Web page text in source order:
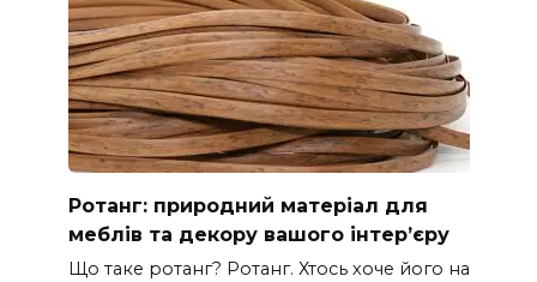
Ротанг: природний матеріал для
меблів та декору вашого інтер’єру
Що таке ротанг? Ротанг. Хтось хоче його на